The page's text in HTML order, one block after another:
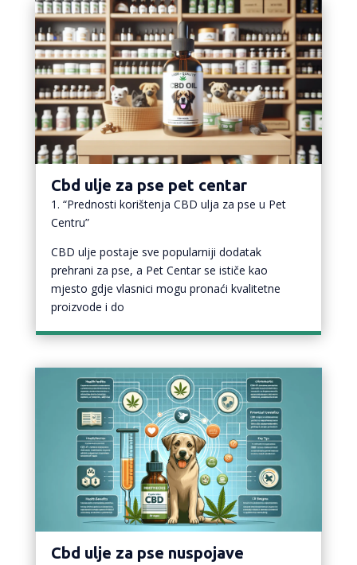
Cbd ulje za pse pet centar
1. “Prednosti korištenja CBD ulja za pse u Pet
Centru”
CBD ulje postaje sve popularniji dodatak
prehrani za pse, a Pet Centar se ističe kao
mjesto gdje vlasnici mogu pronaći kvalitetne
proizvode i do
Cbd ulje za pse nuspojave